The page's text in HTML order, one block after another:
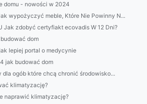
domu - nowości w 2024
wypożyczyć meble, Które Nie Powinny N...
Jak zdobyć certyfiakt ecovadis W 12 Dni?
dom
lepiej portal o medycynie
jak budować dom
ogób które chcą chronić środowisko...
klimatyzację?
naprawić klimatyzację?